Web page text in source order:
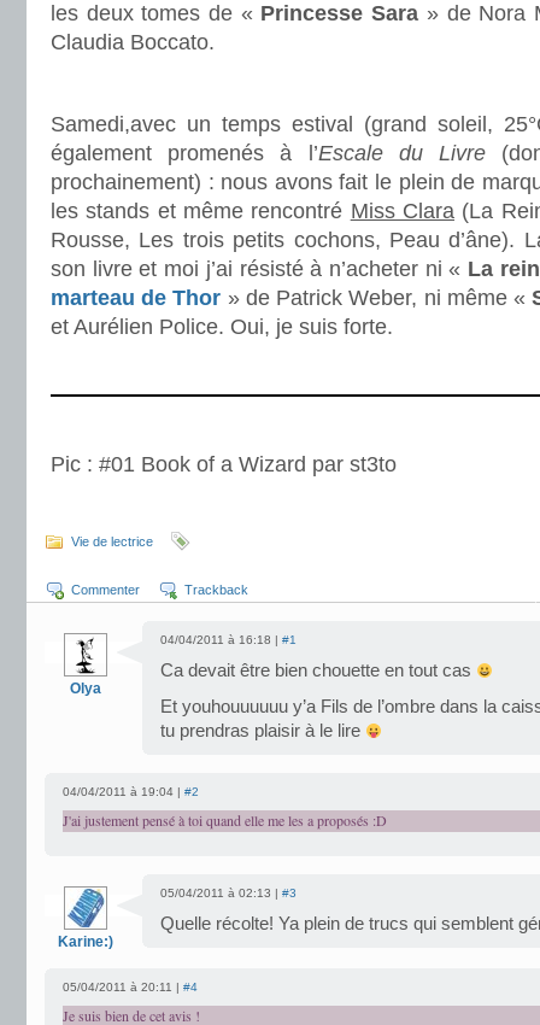
les deux tomes de « Princesse Sara » de Nora
Claudia Boccato.
Samedi,avec un temps estival (grand soleil,
également promenés à l’Escale du Livre
prochainement) : nous avons fait le plein de
les stands et même rencontré Miss Clara (La
Rousse, Les trois petits cochons, Peau d’âne).
son livre et moi j’ai résisté à n’acheter ni « La
marteau de Thor » de Patrick Weber, ni même «
et Aurélien Police. Oui, je suis forte.
Pic : #01 Book of a Wizard par st3to
Vie de lectrice
Commenter Trackback
Olya
04/04/2011 à 16:18 | #1
Ca devait être bien chouette en tout cas
Et youhouuuuuu y’a Fils de l’ombre dans la
tu prendras plaisir à le lire
04/04/2011 à 19:04 | #2
J'ai justement pensé à toi quand elle me les a proposés :D
Karine:)
05/04/2011 à 02:13 | #3
Quelle récolte! Ya plein de trucs qui semblent
05/04/2011 à 20:11 | #4
Je suis bien de cet avis !